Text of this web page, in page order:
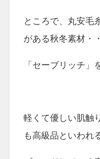
ところで、丸安毛
がある秋冬素材・
「セーブリッチ」
軽くて優しい肌触
も高級品といわれ